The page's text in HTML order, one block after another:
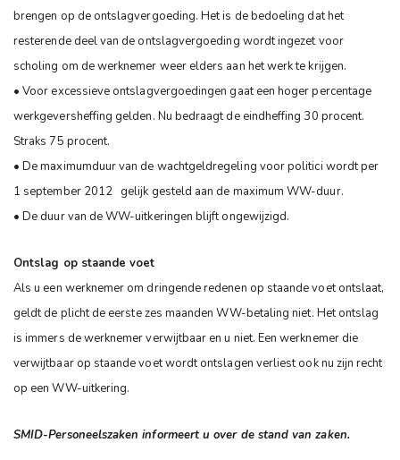
brengen op de ontslagvergoeding. Het is de bedoeling dat het
resterende deel van de ontslagvergoeding wordt ingezet voor
scholing om de werknemer weer elders aan het werk te krijgen.
• Voor excessieve ontslagvergoedingen gaat een hoger percentage
werkgeversheffing gelden. Nu bedraagt de eindheffing 30 procent.
Straks 75 procent.
• De maximumduur van de wachtgeldregeling voor politici wordt per
1 september 2012 gelijk gesteld aan de maximum WW-duur.
• De duur van de WW-uitkeringen blijft ongewijzigd.
Ontslag op staande voet
Als u een werknemer om dringende redenen op staande voet ontslaat,
geldt de plicht de eerste zes maanden WW-betaling niet. Het ontslag
is immers de werknemer verwijtbaar en u niet. Een werknemer die
verwijtbaar op staande voet wordt ontslagen verliest ook nu zijn recht
op een WW-uitkering.
SMID-Personeelszaken informeert u over de stand van zaken.